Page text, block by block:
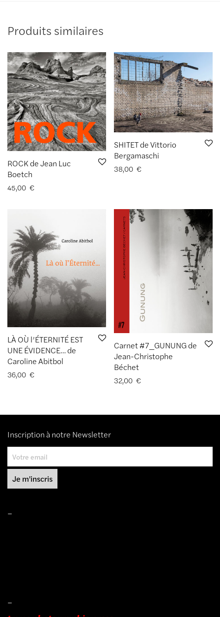
Produits similaires
ROCK de Jean Luc
Boetch
45,00 €
SHITET de Vittorio
Bergamaschi
38,00 €
LÀ OÙ l’ÉTERNITÉ EST
UNE ÉVIDENCE… de
Caroline Abitbol
36,00 €
Carnet #7_GUNUNG de
Jean-Christophe
Béchet
32,00 €
Inscription à notre Newsletter
–
–